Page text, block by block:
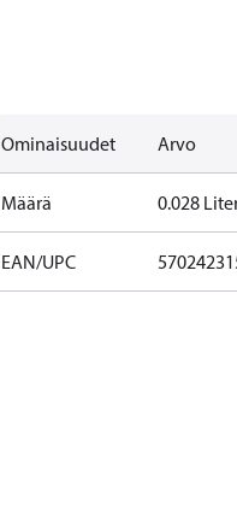
Ominaisuudet Arvo
Määrä 0.028
EAN/UPC